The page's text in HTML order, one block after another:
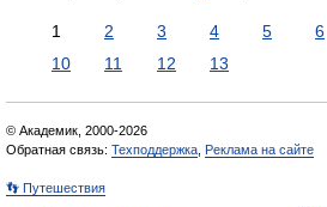
1 2 3 4 5 6
10
11 12 13
© Академик, 2000-2026
Обратная связь: Техподдержка Реклама на сайте
👣 Путешествия